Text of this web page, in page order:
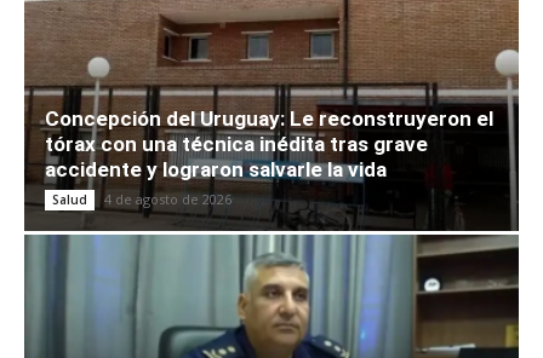
Concepción del Uruguay: Le reconstruyeron el
tórax con una técnica inédita tras grave
accidente y lograron salvarle la vida
Salud 4 de agosto de 2026